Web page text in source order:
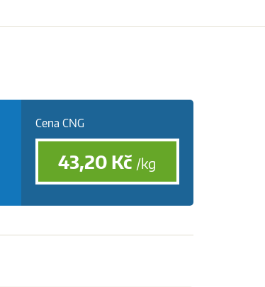
Cena CNG
43,20 Kč /kg